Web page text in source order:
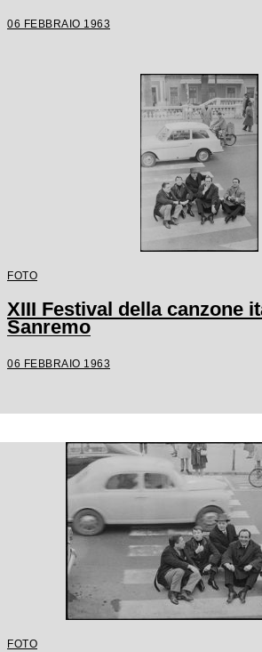
06 FEBBRAIO 1963
FOTO
XIII Festival della canzone
Sanremo
06 FEBBRAIO 1963
FOTO